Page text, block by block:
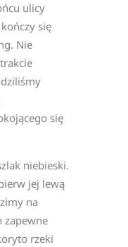
ulicy
się
Nie
się
niebieski.
jej lewą
na
zapewne
rzeki